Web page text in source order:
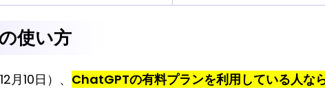
使い方
10日）、 ChatGPTの有料プランを利用している人な